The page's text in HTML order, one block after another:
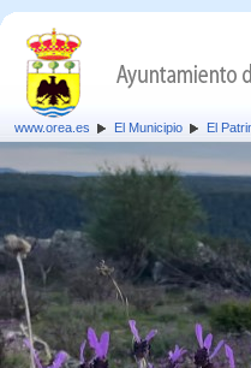
www.orea.es El Municipio El